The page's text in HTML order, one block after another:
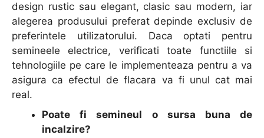
design rustic sau elegant, clasic sau modern, iar
alegerea produsului preferat depinde exclusiv de
preferintele utilizatorului. Daca optati pentru
semineele electrice, verificati toate functiile si
tehnologiile pe care le implementeaza pentru a va
asigura ca efectul de flacara va fi unul cat mai
real.
Poate fi semineul o sursa buna de
incalzire?